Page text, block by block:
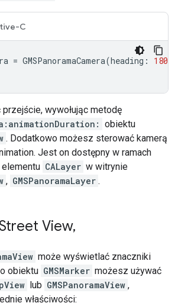
C
= GMSPanoramaCamera(heading : 180
wywołując metodę
obiektu
. Dodatkowo możesz sterować kamerą
Jest on dostępny w ramach
CALayer w witrynie
, GMSPanoramaLayer .
View,
może wyświetlać znaczniki
obiektu GMSMarker możesz używać
lub GMSPanoramaView ,
właściwości: